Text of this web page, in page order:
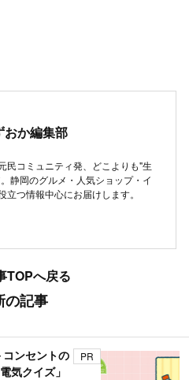
おか編集部
民コミュニティ発、どこよりも"生
静岡のグルメ・人気ショップ・イ
つ情報中心にお届けします。
TOPへ戻る
の記事
ンセントの
気クイズ」
PR